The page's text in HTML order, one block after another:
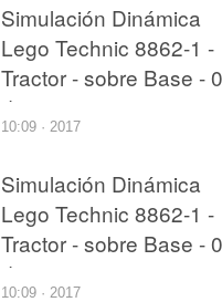
Simulación Dinámica
Lego Technic 8862-1 -
Tractor - sobre Base -
de 27
10:09 · 2017
Simulación Dinámica
Lego Technic 8862-1 -
Tractor - sobre Base -
de 27
10:09 · 2017